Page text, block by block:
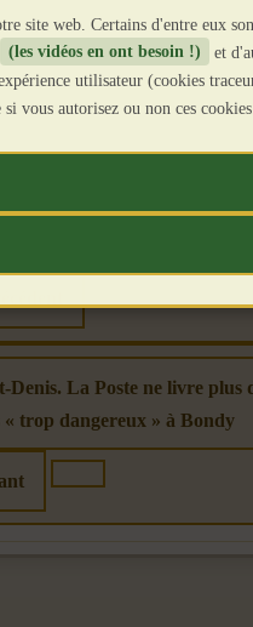
du "Black Friday"
La Poste ne livre plus
« trop dangereux » à Bondy
site web. Certains d'entre eux
(les vidéos en ont besoin !)
et
utilisateur (cookies
vous autorisez ou non ces